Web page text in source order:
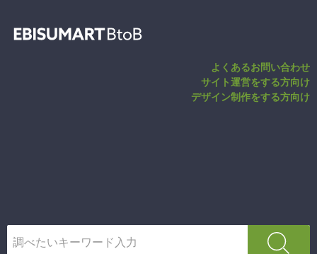
よくあるお問い合わせ
サイト運営をする方向け
デザイン制作をする方向け